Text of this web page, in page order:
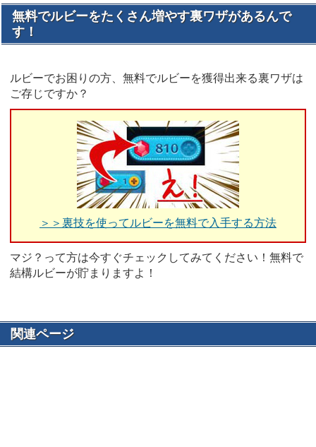
無料でルビーをたくさん増やす裏ワザがあるんで
す！
ルビーでお困りの方、無料でルビーを獲得出来る裏ワザは
ご存じですか？
＞＞裏技を使ってルビーを無料で入手する方法
マジ？って方は今すぐチェックしてみてください！無料で
結構ルビーが貯まりますよ！
関連ページ